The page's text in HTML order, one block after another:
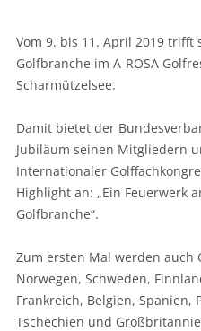
Vom 9. bis 11. April 2019 trifft
Golfbranche im A-ROSA
Scharmützelsee.
Damit bietet der
Jubiläum seinen Mitgliedern
Internationaler
Highlight an: „Ein Feuerwerk
Golfbranche“.
Zum ersten Mal werden
Norwegen, Schweden,
Frankreich, Belgien, Spanien,
Tschechien und